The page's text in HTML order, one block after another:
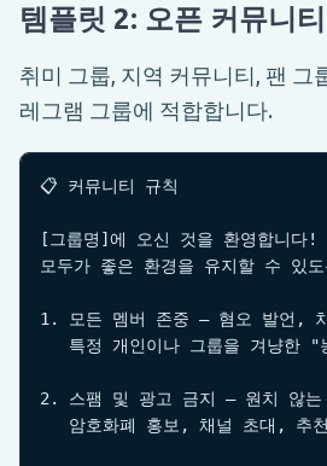
템플릿 2: 오픈 커뮤니
취미 그룹, 지역 커뮤니티, 팬 그
레그램 그룹에 적합합니다.
📋 커뮤니티 규칙
[그룹명]에 오신 것을 환영합니다
모두가 좋은 환경을 유지할 수 있
1. 모든 멤버 존중 — 혐오 발언,
특정 개인이나 그룹을 겨냥한 "
2. 스팸 및 광고 금지 — 원치 않
암호화폐 홍보, 채널 초대, 추